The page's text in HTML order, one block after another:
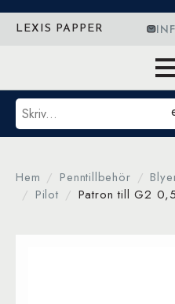
LEXIS PAPPER
Sök
Hem Penntillbehör
Pilot
Patron till G2